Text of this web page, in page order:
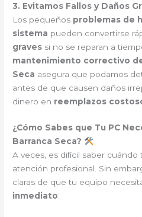
3. Evitamos Fallos y Daños
Los pequeños problemas de
sistema pueden convertirse
graves si no se reparan a
mantenimiento correctivo
Seca asegura que podamos
antes de que causen daños
dinero en reemplazos
¿Cómo Sabes que Tu PC
Barranca Seca?
A veces, es difícil saber
atención profesional. Sin
claras de que tu equipo
inmediato: